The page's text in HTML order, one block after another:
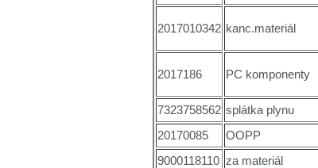
2017010342 kanc.materiál
2017186 PC komponenty
7323758562 splátka plynu
20170085
OOPP
9000118110 za materiál